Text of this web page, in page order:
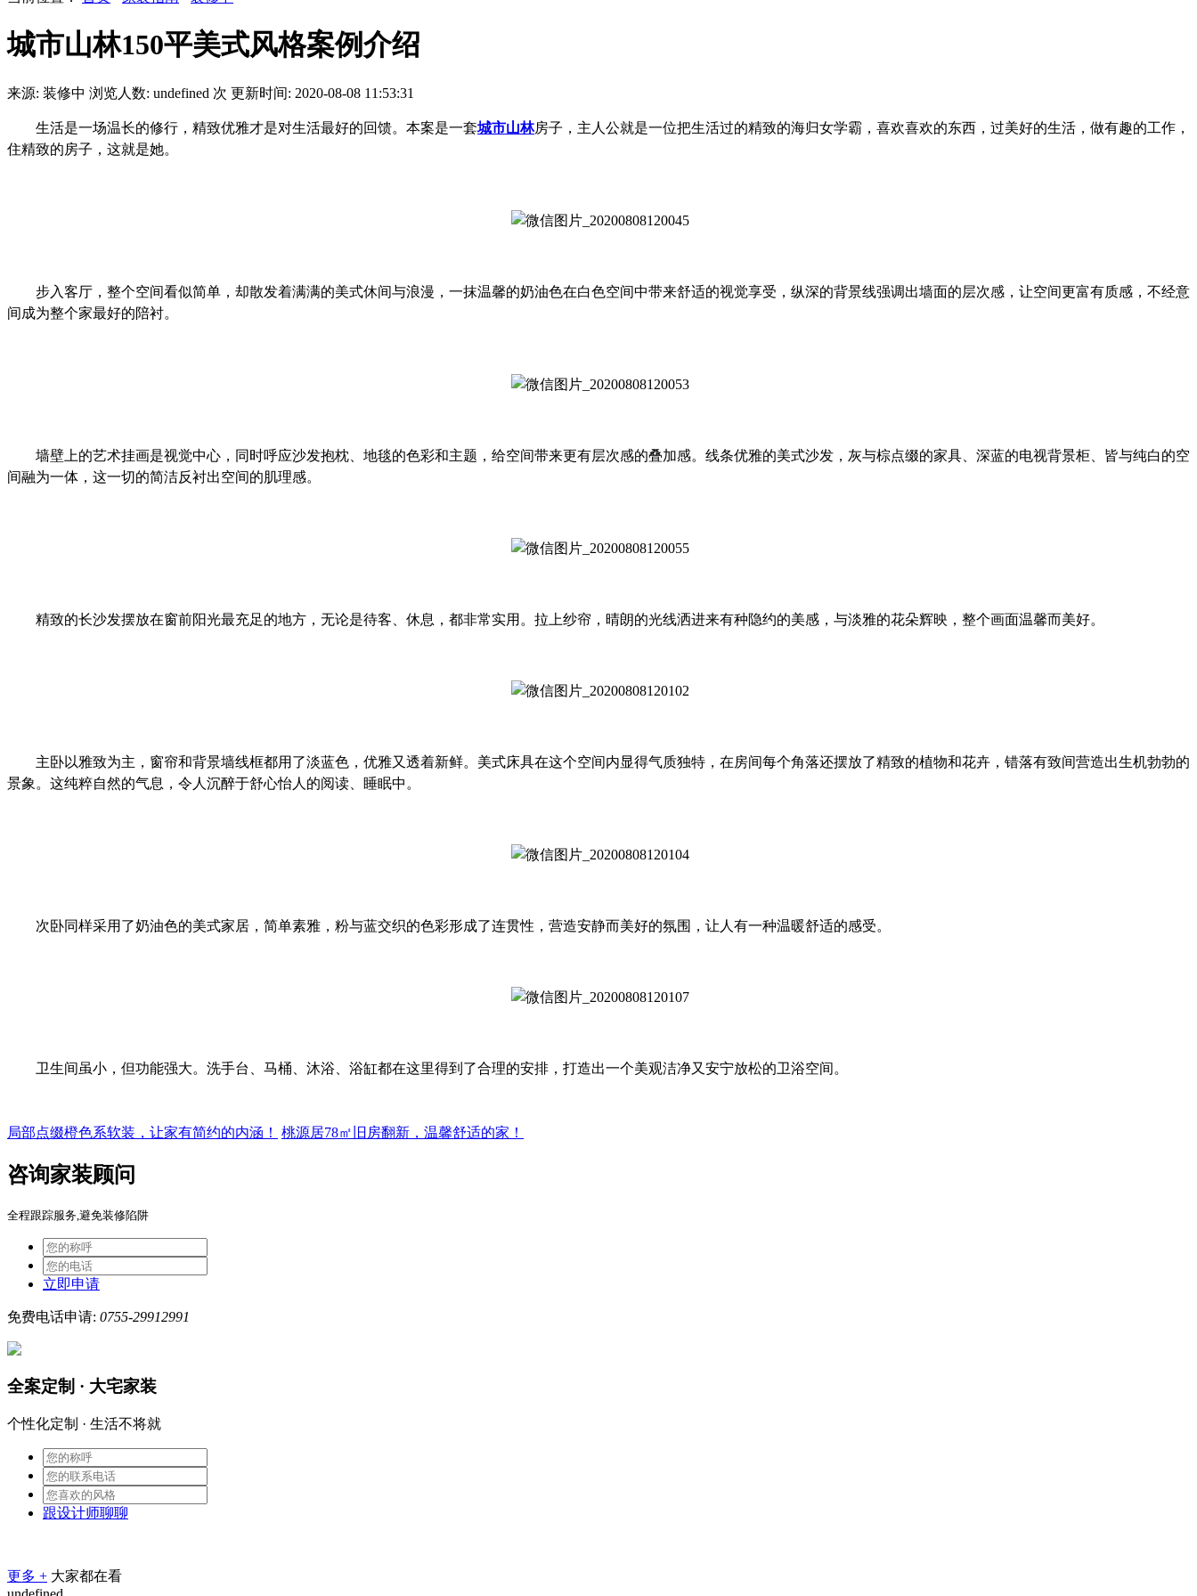
城市山林150平美式风格案例介绍
来源: 装修中 浏览人数: undefined 次 更新时间: 2020-08-08 11:53:31
生活是一场温长的修行，精致优雅才是对生活最好的回馈。本案是一套城市山林房子，主人公就是一位把生活过的精致的海归女学霸，喜欢喜欢的东西，过美好的生活，做有趣的工作，
住精致的房子，这就是她。
步入客厅，整个空间看似简单，却散发着满满的美式休间与浪漫，一抹温馨的奶油色在白色空间中带来舒适的视觉享受，纵深的背景线强调出墙面的层次感，让空间更富有质感，不经意
间成为整个家最好的陪衬。
墙壁上的艺术挂画是视觉中心，同时呼应沙发抱枕、地毯的色彩和主题，给空间带来更有层次感的叠加感。线条优雅的美式沙发，灰与棕点缀的家具、深蓝的电视背景柜、皆与纯白的空
间融为一体，这一切的简洁反衬出空间的肌理感。
精致的长沙发摆放在窗前阳光最充足的地方，无论是待客、休息，都非常实用。拉上纱帘，晴朗的光线洒进来有种隐约的美感，与淡雅的花朵辉映，整个画面温馨而美好。
主卧以雅致为主，窗帘和背景墙线框都用了淡蓝色，优雅又透着新鲜。美式床具在这个空间内显得气质独特，在房间每个角落还摆放了精致的植物和花卉，错落有致间营造出生机勃勃的
景象。这纯粹自然的气息，令人沉醉于舒心怡人的阅读、睡眠中。
次卧同样采用了奶油色的美式家居，简单素雅，粉与蓝交织的色彩形成了连贯性，营造安静而美好的氛围，让人有一种温暖舒适的感受。
卫生间虽小，但功能强大。洗手台、马桶、沐浴、浴缸都在这里得到了合理的安排，打造出一个美观洁净又安宁放松的卫浴空间。
局部点缀橙色系软装，让家有简约的内涵！ 桃源居78㎡旧房翻新，温馨舒适的家！
咨询家装顾问
全程跟踪服务,避免装修陷阱
立即申请
免费电话申请: 0755-29912991
全案定制 · 大宅家装
个性化定制 · 生活不将就
跟设计师聊聊
更多 + 大家都在看